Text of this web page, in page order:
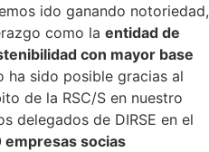
ido ganando notoriedad,
como la entidad de
con mayor base
ha sido posible gracias al
de la RSC/S en nuestro
delegados de DIRSE en el
empresas socias